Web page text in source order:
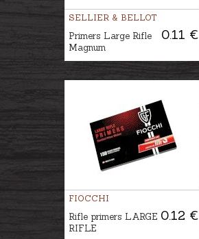
SELLIER & BELLOT
0.11 €
Primers Large Rifle
Magnum
FIOCCHI
0.12 €
Rifle primers LARGE
RIFLE